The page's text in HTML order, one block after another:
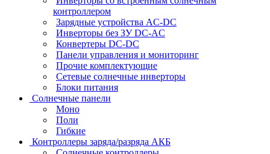
контроллером
Зарядные устройства AC-DC
Инверторы без ЗУ DC-AC
Конвертеры DC-DC
Панели управления и мониторинг
Прочие комплектующие
Сетевые солнечные инверторы
Блоки питания
Солнечные панели
Моно
Поли
Гибкие
Контроллеры заряда/разряда АКБ